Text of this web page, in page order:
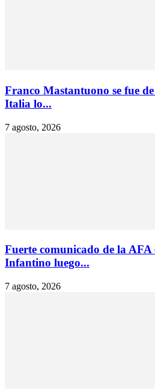
Franco Mastantuono se fue
Italia lo...
7 agosto, 2026
Fuerte comunicado de la
Infantino luego...
7 agosto, 2026